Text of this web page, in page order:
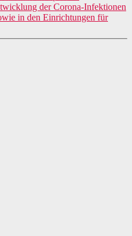
der Corona-Infektionen
in den Einrichtungen für